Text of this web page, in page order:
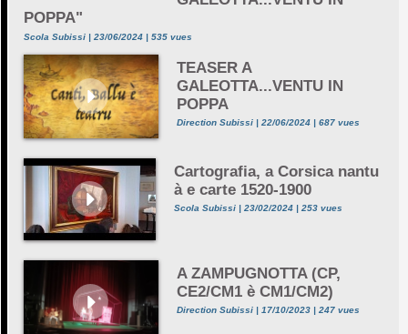
POPPA"
Scola Subissi | 23/06/2024 | 535 vues
TEASER A
GALEOTTA...VENTU IN
POPPA
Direction Subissi | 22/06/2024 | 687 vues
Cartografia, a Corsica nantu
à e carte 1520-1900
Scola Subissi | 23/02/2024 | 253 vues
A ZAMPUGNOTTA (CP,
CE2/CM1 è CM1/CM2)
Direction Subissi | 17/10/2023 | 247 vues